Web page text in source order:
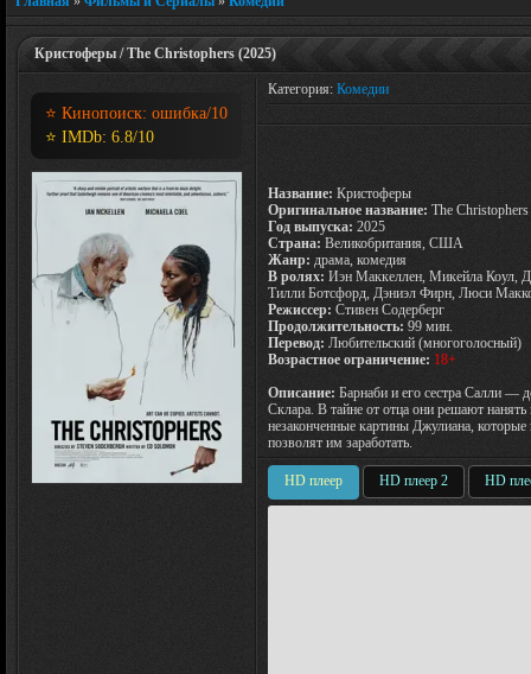
Кристоферы / The Christophers (2025)
⭐ Кинопоиск: ошибка/10
⭐ IMDb: 6.8/10
Категория: Комедии
Название: Кристоферы
Оригинальное название: The Christophers
Год выпуска: 2025
Страна: Великобритания, США
Жанр: драма, комедия
В ролях: Иэн Маккеллен, Микейла Коул,
Тилли Ботсфорд, Дэниэл Фирн, Люси
Режиссер: Стивен Содерберг
Продолжительность: 99 мин.
Перевод: Любительский (многоголосный)
Возрастное ограничение: 18+
Описание: Барнаби и его сестра Салли —
Склара. В тайне от отца они решают
незаконченные картины Джулиана, которые
позволят им заработать.
HD плеер HD плеер 2 HD